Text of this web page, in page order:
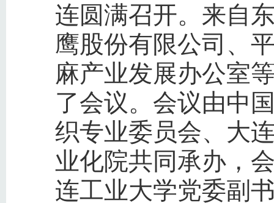
连圆满召开。来自
鹰股份有限公司、
麻产业发展办公室
了会议。会议由中
织专业委员会、大
业化院共同承办，
连工业大学党委副